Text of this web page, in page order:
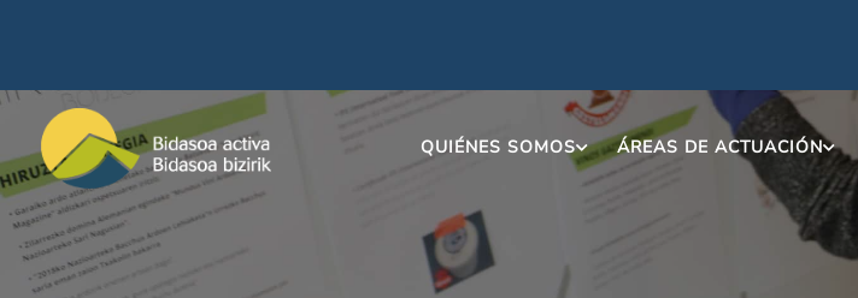
QUIÉNES SOMOS ÁREAS DE ACTUACIÓN